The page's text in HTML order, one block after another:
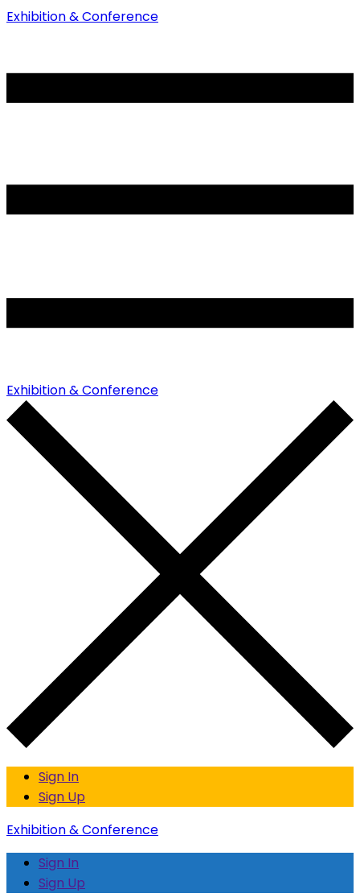
Exhibition & Conference
Exhibition & Conference
Sign In
Sign Up
Exhibition & Conference
Sign In
Sign Up